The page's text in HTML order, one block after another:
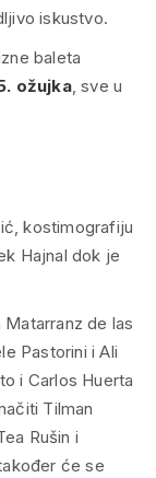
iskustvo.
baleta
ožujka, sve u
kostimografiju
Hajnal dok je
de las
Pastorini i Ali
i Carlos Huerta
Tilman
Rušin i
će se